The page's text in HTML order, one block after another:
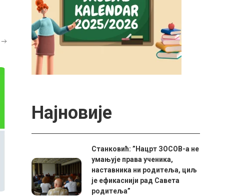
Најновије
Станковић: ”Нацрт ЗОСОВ-а не
умањује права ученика,
наставника ни родитеља, циљ
је ефикаснији рад Савета
родитеља”